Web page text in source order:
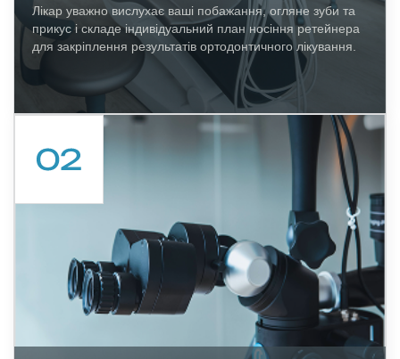
Лікар уважно вислухає ваші побажання, огляне зуби та
прикус і складе індивідуальний план носіння ретейнера
для закріплення результатів ортодонтичного лікування.